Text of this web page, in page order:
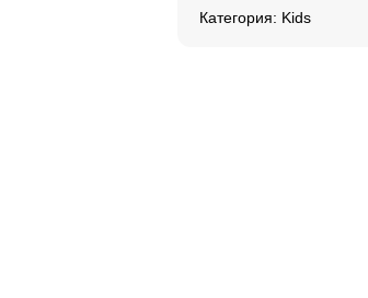
Категория: Kids